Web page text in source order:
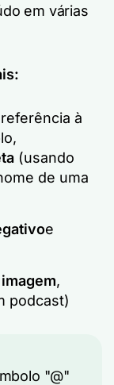
em várias
à
(usando
de uma
e
imagem,
podcast)
"@"